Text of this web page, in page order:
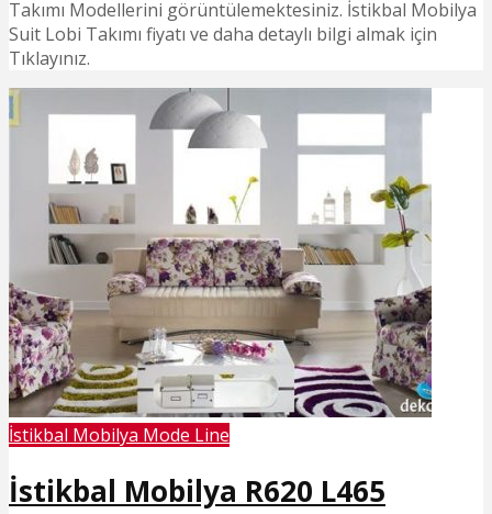
Takımı Modellerini görüntülemektesiniz. İstikbal Mobilya
Suit Lobi Takımı fiyatı ve daha detaylı bilgi almak için
Tıklayınız.
İstikbal Mobilya Mode Line
İstikbal Mobilya R620 L465